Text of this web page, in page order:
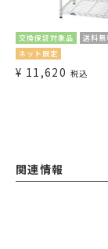
交換保証対象品
送料無
ネット限定
¥ 11,620 税込
関連情報